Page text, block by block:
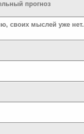
прогноз
своих мыслей уже нет.